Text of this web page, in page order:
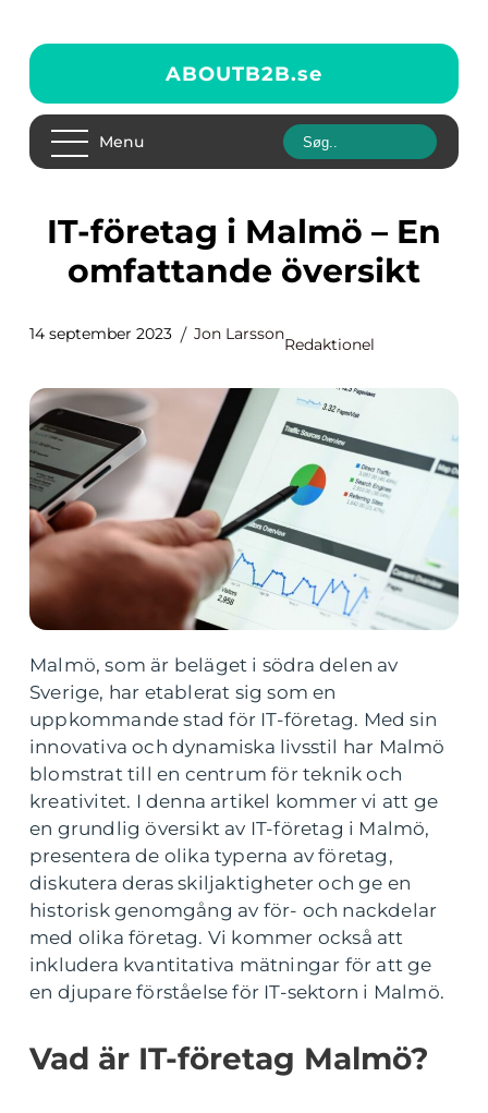
ABOUTB2B.se
Menu
IT-företag i Malmö – En
omfattande översikt
14 september 2023 Jon Larsson
Redaktionel
Malmö, som är beläget i södra delen av
Sverige, har etablerat sig som en
uppkommande stad för IT-företag. Med sin
innovativa och dynamiska livsstil har Malmö
blomstrat till en centrum för teknik och
kreativitet. I denna artikel kommer vi att ge
en grundlig översikt av IT-företag i Malmö,
presentera de olika typerna av företag,
diskutera deras skiljaktigheter och ge en
historisk genomgång av för- och nackdelar
med olika företag. Vi kommer också att
inkludera kvantitativa mätningar för att ge
en djupare förståelse för IT-sektorn i Malmö.
Vad är IT-företag Malmö?